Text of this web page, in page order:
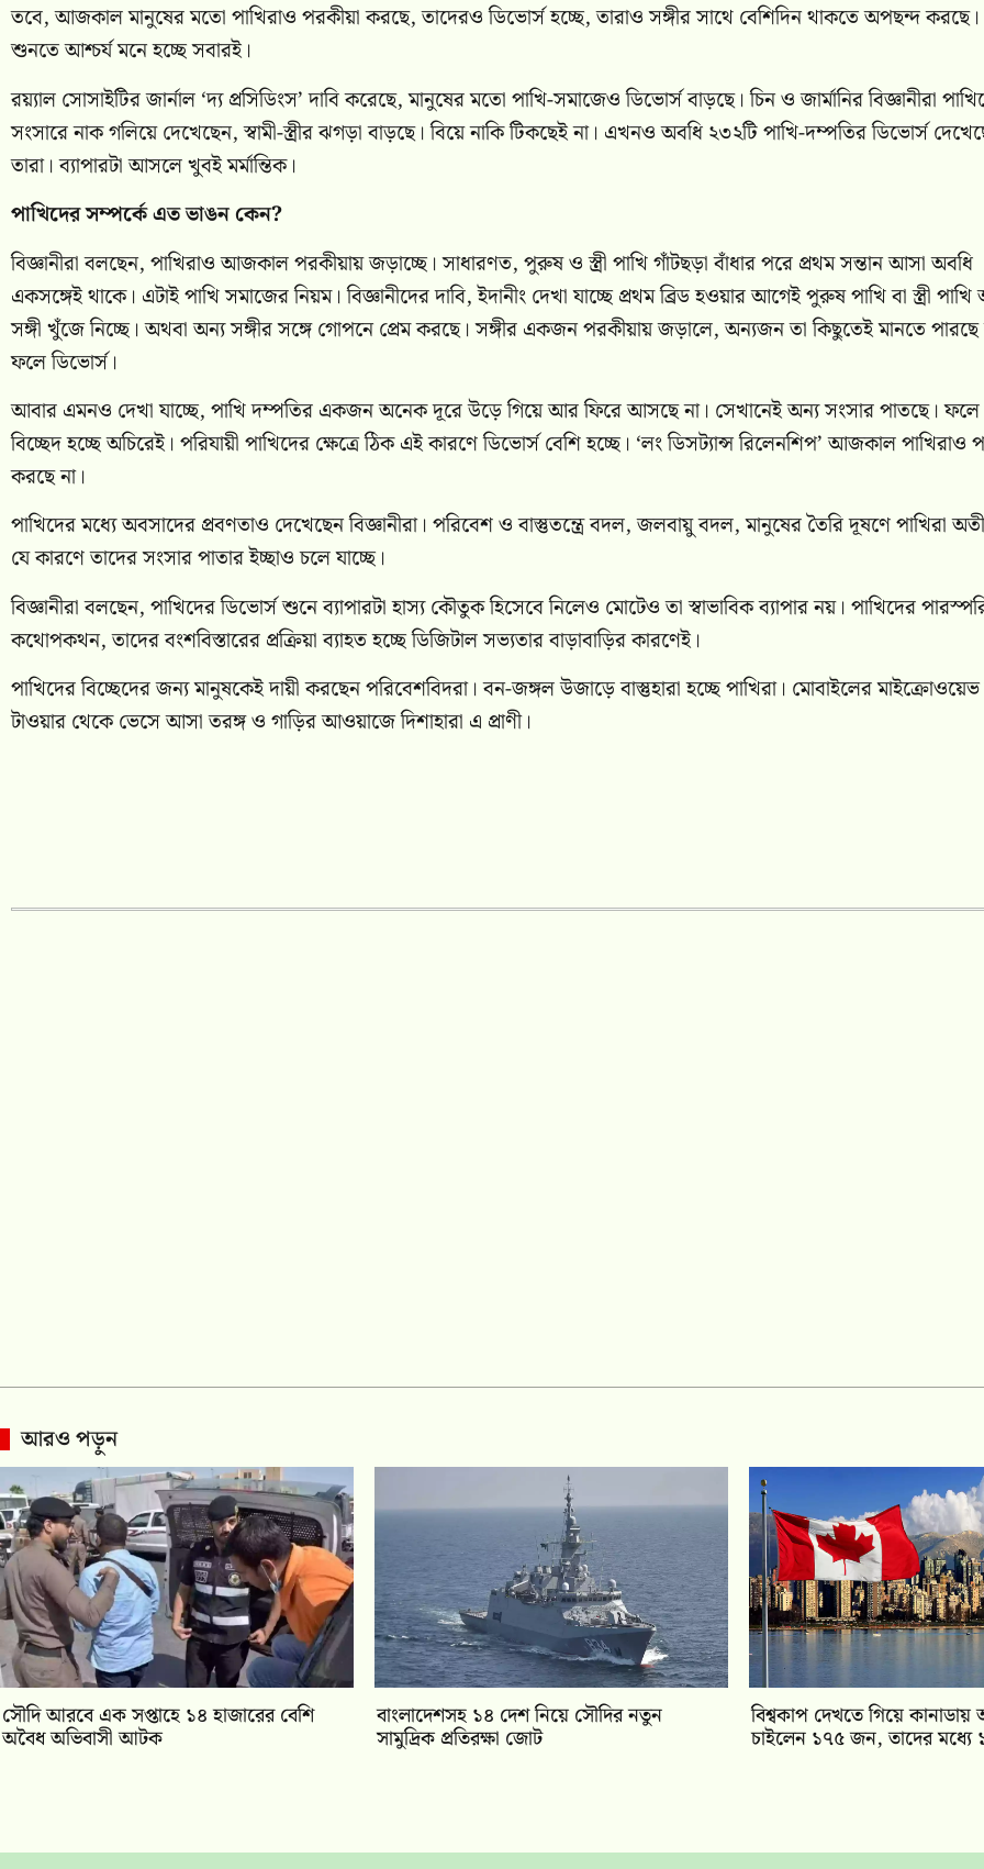
তবে, আজকাল মানুষের মতো পাখিরাও পরকীয়া করছে, তাদেরও ডিভোর্স হচ্ছে, তারাও সঙ্গীর সাথে বেশিদিন থাকতে অপছন্দ করছে।
শুনতে আশ্চর্য মনে হচ্ছে সবারই।
রয়্যাল সোসাইটির জার্নাল ‘দ্য প্রসিডিংস’ দাবি করেছে, মানুষের মতো পাখি-সমাজেও ডিভোর্স বাড়ছে। চিন ও জার্মানির বিজ্ঞানীরা
সংসারে নাক গলিয়ে দেখেছেন, স্বামী-স্ত্রীর ঝগড়া বাড়ছে। বিয়ে নাকি টিকছেই না। এখনও অবধি ২৩২টি পাখি-দম্পতির ডিভোর্স
তারা। ব্যাপারটা আসলে খুবই মর্মান্তিক।
পাখিদের সম্পর্কে এত ভাঙন কেন?
বিজ্ঞানীরা বলছেন, পাখিরাও আজকাল পরকীয়ায় জড়াচ্ছে। সাধারণত, পুরুষ ও স্ত্রী পাখি গাঁটছড়া বাঁধার পরে প্রথম সন্তান আসা অবধি
একসঙ্গেই থাকে। এটাই পাখি সমাজের নিয়ম। বিজ্ঞানীদের দাবি, ইদানীং দেখা যাচ্ছে প্রথম ব্রিড হওয়ার আগেই পুরুষ পাখি বা স্ত্রী পাখি
সঙ্গী খুঁজে নিচ্ছে। অথবা অন্য সঙ্গীর সঙ্গে গোপনে প্রেম করছে। সঙ্গীর একজন পরকীয়ায় জড়ালে, অন্যজন তা কিছুতেই মানতে পারছে
ফলে ডিভোর্স।
আবার এমনও দেখা যাচ্ছে, পাখি দম্পতির একজন অনেক দূরে উড়ে গিয়ে আর ফিরে আসছে না। সেখানেই অন্য সংসার পাতছে। ফলে
বিচ্ছেদ হচ্ছে অচিরেই। পরিযায়ী পাখিদের ক্ষেত্রে ঠিক এই কারণে ডিভোর্স বেশি হচ্ছে। ‘লং ডিসট্যান্স রিলেনশিপ’ আজকাল পাখিরাও
করছে না।
পাখিদের মধ্যে অবসাদের প্রবণতাও দেখেছেন বিজ্ঞানীরা। পরিবেশ ও বাস্তুতন্ত্রে বদল, জলবায়ু বদল, মানুষের তৈরি দূষণে পাখিরা
যে কারণে তাদের সংসার পাতার ইচ্ছাও চলে যাচ্ছে।
বিজ্ঞানীরা বলছেন, পাখিদের ডিভোর্স শুনে ব্যাপারটা হাস্য কৌতুক হিসেবে নিলেও মোটেও তা স্বাভাবিক ব্যাপার নয়। পাখিদের
কথোপকথন, তাদের বংশবিস্তারের প্রক্রিয়া ব্যাহত হচ্ছে ডিজিটাল সভ্যতার বাড়াবাড়ির কারণেই।
পাখিদের বিচ্ছেদের জন্য মানুষকেই দায়ী করছেন পরিবেশবিদরা। বন-জঙ্গল উজাড়ে বাস্তুহারা হচ্ছে পাখিরা। মোবাইলের মাইক্রোওয়েভ
টাওয়ার থেকে ভেসে আসা তরঙ্গ ও গাড়ির আওয়াজে দিশাহারা এ প্রাণী।
আরও পড়ুন
সৌদি আরবে এক সপ্তাহে ১৪ হাজারের বেশি
অবৈধ অভিবাসী আটক
বাংলাদেশসহ ১৪ দেশ নিয়ে সৌদির নতুন
সামুদ্রিক প্রতিরক্ষা জোট
বিশ্বকাপ দেখতে গিয়ে কানাডায়
চাইলেন ১৭৫ জন, তাদের মধ্যে